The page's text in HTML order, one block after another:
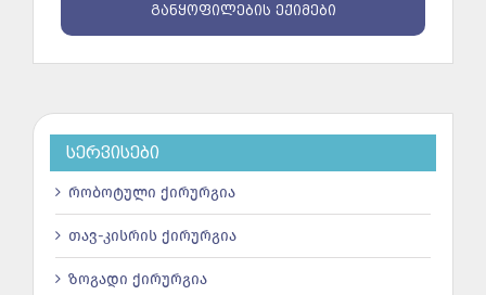
ᲒᲐᲜᲧᲝᲤᲘᲚᲔᲑᲘᲡ ᲔᲥᲘᲛᲔᲑᲘ
ᲡᲔᲠᲕᲘᲡᲔᲑᲘ
რობოტული ქირურგია
თავ-კისრის ქირურგია
ზოგადი ქირურგია